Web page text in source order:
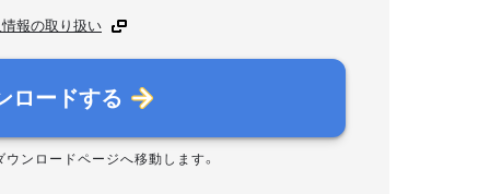
報の取り扱い
ロードする
ウンロードページへ移動します。